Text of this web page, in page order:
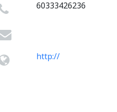
60333426236
http://